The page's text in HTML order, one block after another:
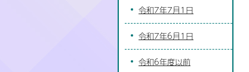
令和7年7月1日
令和7年6月1日
令和6年度以前